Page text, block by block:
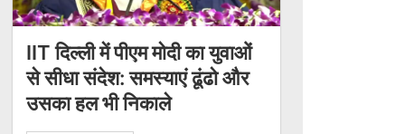
IIT दिल्ली में पीएम मोदी का युवाओं
से सीधा संदेश: समस्याएं ढूंढो और
उसका हल भी निकाले